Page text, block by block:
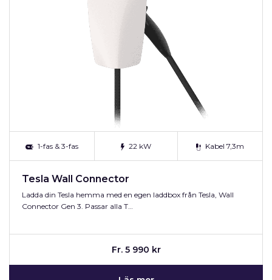
1-fas & 3-fas 22 kW Kabel 7,3m
Tesla Wall Connector
Ladda din Tesla hemma med en egen laddbox från Tesla, Wall
Connector Gen 3. Passar alla T…
Fr. 5 990 kr